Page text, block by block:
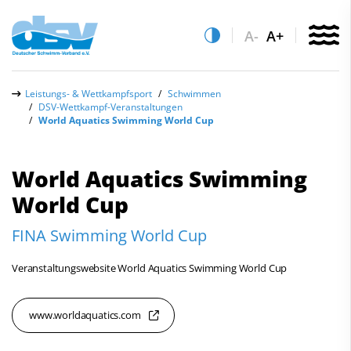
A- A+
Leistungs- & Wettkampfsport
Schwimmen
DSV-Wettkampf-Veranstaltungen
World Aquatics Swimming World Cup
World Aquatics Swimming
World Cup
FINA Swimming World Cup
Veranstaltungswebsite World Aquatics Swimming World Cup
www.worldaquatics.com
Über uns
Aktuelles
Schwimmen
Aktuelle Meldungen
Wettkampf Regional
Quicklinks
Vereinsfinder
Lizenzwesen
Anti-Doping
Recht auf sicheren Schwimmsport
Abteilungen